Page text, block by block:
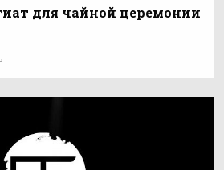
для чайной церемонии